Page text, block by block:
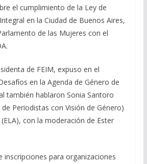
el cumplimiento de la Ley de
en la Ciudad de Buenos Aires,
de las Mujeres con el
de FEIM, expuso en el
en la Agenda de Género de
también hablaron Sonia Santoro
Periodistas con Visión de Género)
con la moderación de Ester
inscripciones para organizaciones